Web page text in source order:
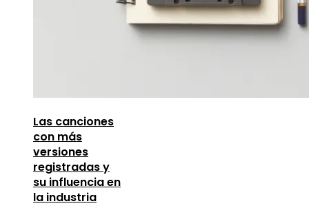
Las canciones
con más
versiones
registradas y
su influencia en
la industria